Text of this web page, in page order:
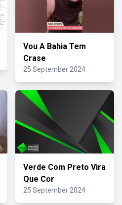
Vou A Bahia Tem
Crase
25 September 2024
Verde Com Preto Vira
Que Cor
25 September 2024